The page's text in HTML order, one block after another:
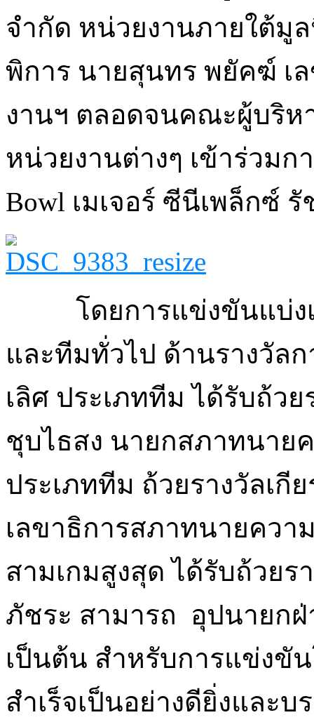
จำกัด หน่วยงานภายใต้มู
พิการ นายสุนทร พยัคฆ์ เ
งานฯ ตลอดจนคณะผู้บริห
หน่วยงานต่างๆ เข้าร่วมก
Bowl เมเจอร์ ซีนีเพล็กซ์
โดยการแข่งขันแบ่
และทีมทั่วไป ด้านรางวัล
เลิศ ประเภททีม ได้รับถ้วย
ชุบไธสง นายกสภาทนาย
ประเภททีม ถ้วยรางวัลเ
เลขาธิการสภาทนายคว
สามเกมสูงสุด ได้รับถ้วย
ภัชระ สามารถ อุปนายก
เป็นต้น สำหรับการแข่งขั
สำเร็จเป็นอย่างดียิ่งและ